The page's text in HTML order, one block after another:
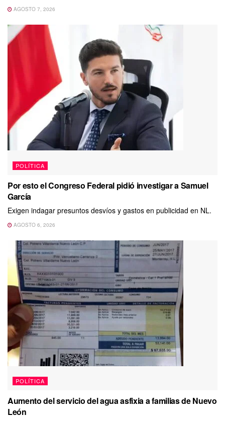
AGOSTO 7, 2026
POLÍTICA
Por esto el Congreso Federal pidió investigar a Samuel
García
Exigen indagar presuntos desvíos y gastos en publicidad en NL.
AGOSTO 6, 2026
POLÍTICA
Aumento del servicio del agua asfixia a familias de Nuevo
León